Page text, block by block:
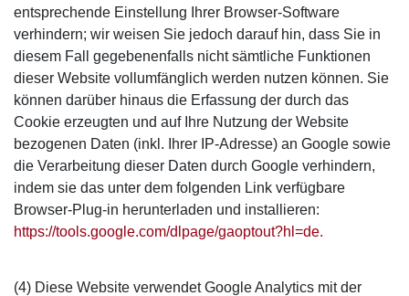
entsprechende Einstellung Ihrer Browser-Software
verhindern; wir weisen Sie jedoch darauf hin, dass Sie in
diesem Fall gegebenenfalls nicht sämtliche Funktionen
dieser Website vollumfänglich werden nutzen können. Sie
können darüber hinaus die Erfassung der durch das
Cookie erzeugten und auf Ihre Nutzung der Website
bezogenen Daten (inkl. Ihrer IP-Adresse) an Google sowie
die Verarbeitung dieser Daten durch Google verhindern,
indem sie das unter dem folgenden Link verfügbare
Browser-Plug-in herunterladen und installieren:
https://tools.google.com/dlpage/gaoptout?hl=de.
(4) Diese Website verwendet Google Analytics mit der